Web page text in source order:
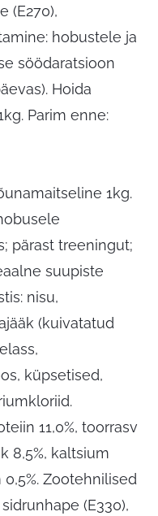
(E270),
hobustele ja
söödaratsioon
Hoida
Parim enne:
1kg.
pärast treeningut;
suupiste
nisu,
(kuivatatud
küpsetised,
11,0%, toorrasv
8,5%, kaltsium
0,5%. Zootehnilised
(E330),